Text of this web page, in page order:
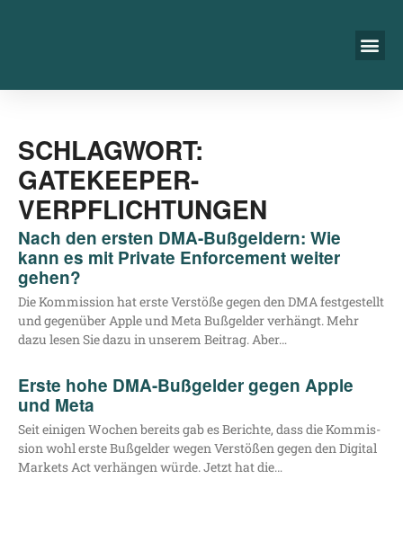
SCHLAGWORT:
GATEKEEPER-
VERPFLICHTUNGEN
Nach den ersten DMA-Bußgeldern: Wie
kann es mit Private Enforcement weiter
gehen?
Die Kom­mis­si­on hat ers­te Ver­stö­ße gegen den DMA fest­ge­stellt
und gegen­über Apple und Meta Buß­gel­der ver­hängt. Mehr
dazu lesen Sie dazu in unse­rem Bei­trag. Aber…
Erste hohe DMA-Bußgelder gegen Apple
und Meta
Seit eini­gen Wochen bereits gab es Berich­te, dass die Kom­mis­
si­on wohl ers­te Buß­gel­der wegen Ver­stö­ßen gegen den Digi­tal
Mar­kets Act ver­hän­gen wür­de. Jetzt hat die…